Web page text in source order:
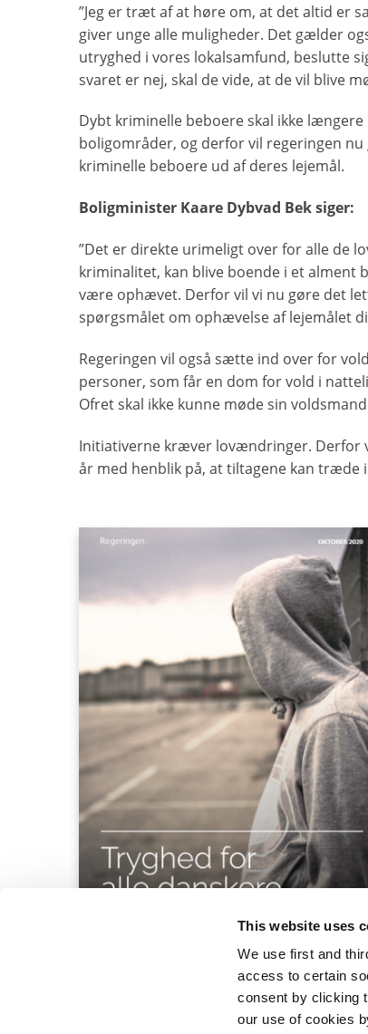
This website uses
We use first and
access to certain
consent by clicking
our use of cookies
”Jeg er træt af at høre om, at det altid er
giver unge alle muligheder. Det gælder
utryghed i vores lokalsamfund, beslutte
svaret er nej, skal de vide, at de vil blive
Dybt kriminelle beboere skal ikke
boligområder, og derfor vil regeringen
kriminelle beboere ud af deres lejemål.
Boligminister Kaare Dybvad Bek siger:
”Det er direkte urimeligt over for alle de
kriminalitet, kan blive boende i et alment
være ophævet. Derfor vil vi nu gøre det
spørgsmålet om ophævelse af lejemålet
Regeringen vil også sætte ind over for
personer, som får en dom for vold i
Ofret skal ikke kunne møde sin
Initiativerne kræver lovændringer. Derfor
år med henblik på, at tiltagene kan træde